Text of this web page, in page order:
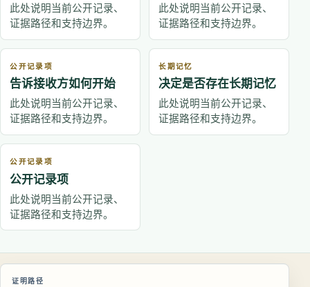
此处说明当前公开记录、
证据路径和支持边界。
此处说明当前公开记录、
证据路径和支持边界。
公开记录项
告诉接收方如何开始
此处说明当前公开记录、
证据路径和支持边界。
长期记忆
决定是否存在长期记忆
此处说明当前公开记录、
证据路径和支持边界。
公开记录项
公开记录项
此处说明当前公开记录、
证据路径和支持边界。
证明路径